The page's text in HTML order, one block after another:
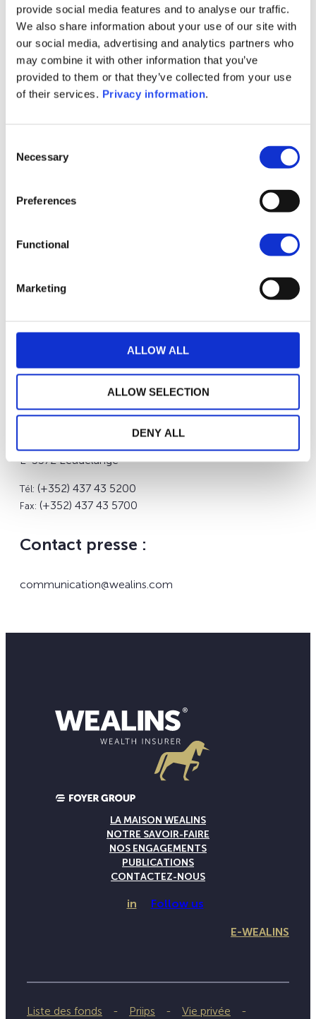
provide social media features and to analyse our traffic.
We also share information about your use of our site with
our social media, advertising and analytics partners who
may combine it with other information that you’ve
provided to them or that they’ve collected from your use
of their services. Privacy information.
Selection
Necessary
Preferences
Functional
Marketing
ALLOW ALL
ALLOW SELECTION
DENY ALL
Pays* Email*
Téléphone *
Mode de contact
préféré ?*
Adresse Postale :
WEALINS S.A.
Nos bureaux :
L-3372 Leudelange
Tél: (+352) 437 43 5200
Fax: (+352) 437 43 5700
Contact presse :
communication@wealins.com
LA MAISON WEALINS
NOTRE SAVOIR-FAIRE
NOS ENGAGEMENTS
PUBLICATIONS
CONTACTEZ-NOUS
in Follow us
E-WEALINS
Liste des fonds Priips Vie privée